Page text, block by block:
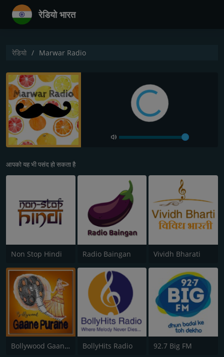
रेडियो भारत
रेडियो Marwar Radio
आपको यह भी पसंद हो सकता है
Non Stop Hindi Radio Baingan Vividh Bharati
Bollywood Gaane Purane BollyHits Radio 92.7 Big FM